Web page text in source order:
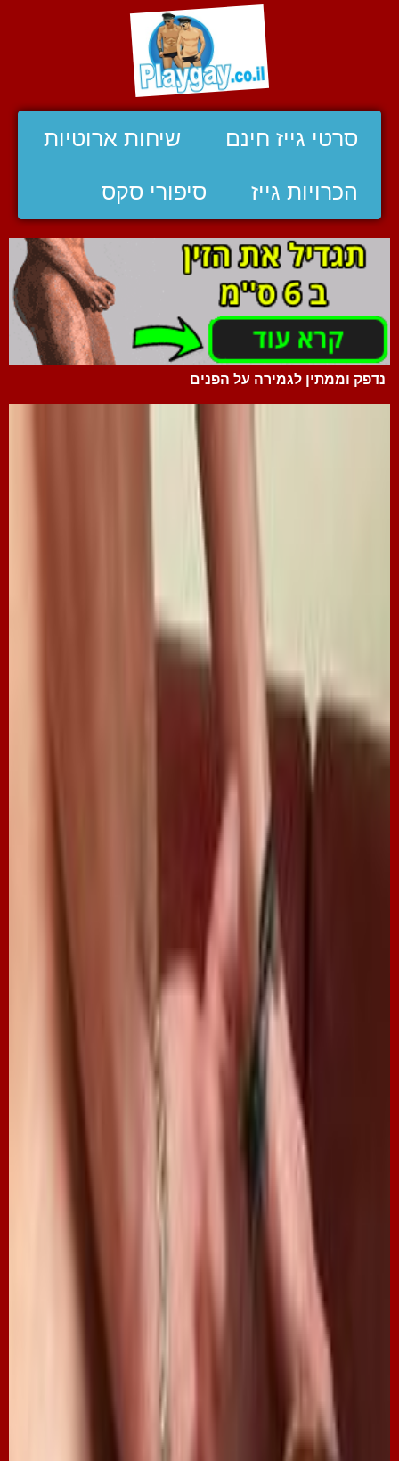
סרטי גייז חינם שיחות ארוטיות
הכרויות גייז סיפורי סקס
נדפק וממתין לגמירה על הפנים